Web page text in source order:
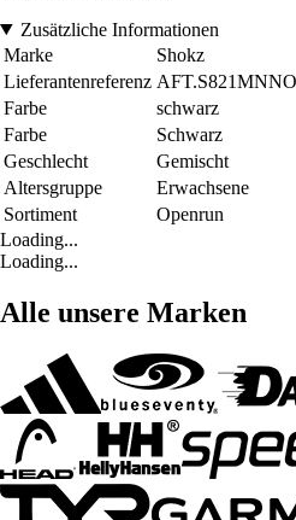
Zusätzliche Informationen
Marke
Shokz
Lieferantenreferenz
Farbe
schwarz
Farbe
Schwarz
Geschlecht
Gemischt
Altersgruppe
Erwachsene
Sortiment
Openrun
Loading...
Loading...
Alle unsere Marken